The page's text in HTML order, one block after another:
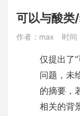
可以与酸类
作者：max 时间
仅提出了
问题，未
的摘要，
相关的背